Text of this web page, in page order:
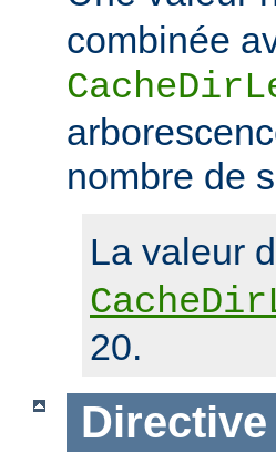
combinée
nombre de
La valeur
20.
Directive